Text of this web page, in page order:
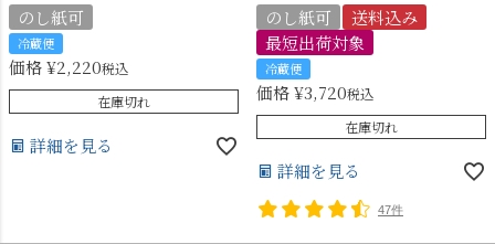
のし紙可
冷蔵便
価格¥2,220税込
在庫切れ
詳細を見る
のし紙可
送料込み
最短出荷対象
冷蔵便
価格¥3,720税込
在庫切れ
詳細を見る
47件